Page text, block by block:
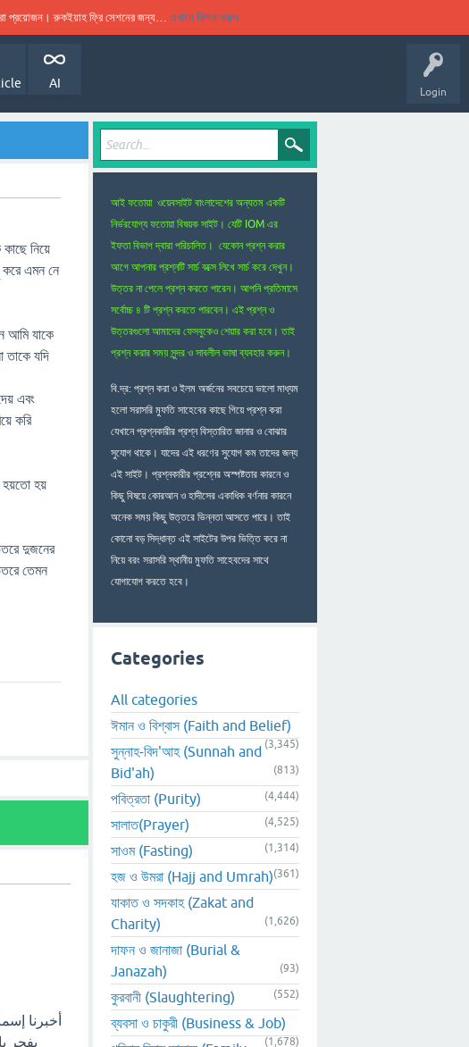
প্রয়োজন। রুকইয়াহ ফ্রি সেশনের জন্য… এখানে ক্লিক করুন
Login
AI
নিয়ে
এমন নে
আমি যাকে
তাকে যদি
এবং
করি
হয়তো হয়
দুজনের
তেমন
أخبرنا
یفجر
আই ফতোয়া ওয়েবসাইট বাংলাদেশের অন্যতম একটি
নির্ভরযোগ্য ফতোয়া বিষয়ক সাইট। যেটি IOM এর
ইফতা বিভাগ দ্বারা পরিচালিত। যেকোন প্রশ্ন করার
আগে আপনার প্রশ্নটি সার্চ বক্সে লিখে সার্চ করে দেখুন।
উত্তর না পেলে প্রশ্ন করতে পারেন। আপনি প্রতিমাসে
সর্বোচ্চ ৪ টি প্রশ্ন করতে পারবেন। এই প্রশ্ন ও
উত্তরগুলো আমাদের ফেসবুকেও শেয়ার করা হবে। তাই
প্রশ্ন করার সময় সুন্দর ও সাবলীল ভাষা ব্যবহার করুন।
বি.দ্র: প্রশ্ন করা ও ইলম অর্জনের সবচেয়ে ভালো মাধ্যম
হলো সরাসরি মুফতি সাহেবের কাছে গিয়ে প্রশ্ন করা
যেখানে প্রশ্নকারীর প্রশ্ন বিস্তারিত জানার ও বোঝার
সুযোগ থাকে। যাদের এই ধরণের সুযোগ কম তাদের জন্য
এই সাইট। প্রশ্নকারীর প্রশ্নের অস্পষ্টতার কারনে ও
কিছু বিষয়ে কোরআন ও হাদীসের একাধিক বর্ণনার কারনে
অনেক সময় কিছু উত্তরে ভিন্নতা আসতে পারে। তাই
কোনো বড় সিদ্ধান্ত এই সাইটের উপর ভিত্তি করে না
নিয়ে বরং সরাসরি স্থানীয় মুফতি সাহেবদের সাথে
যোগাযোগ করতে হবে।
Categories
All categories
ঈমান ও বিশ্বাস (Faith and Belief)
(3,345)
সুন্নাহ-বিদ'আহ (Sunnah and
Bid'ah)
(813)
পবিত্রতা (Purity) (4,444)
সালাত(Prayer) (4,525)
সাওম (Fasting) (1,314)
হজ ও উমরা (Hajj and Umrah)(361)
যাকাত ও সদকাহ (Zakat and
Charity)
(1,626)
দাফন ও জানাজা (Burial &
Janazah)
(93)
কুরবানী (Slaughtering) (552)
ব্যবসা ও চাকুরী (Business & Job)
(1,678)